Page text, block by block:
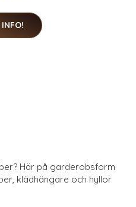
INFO!
Här på garderobsform
klädhängare och hyllor